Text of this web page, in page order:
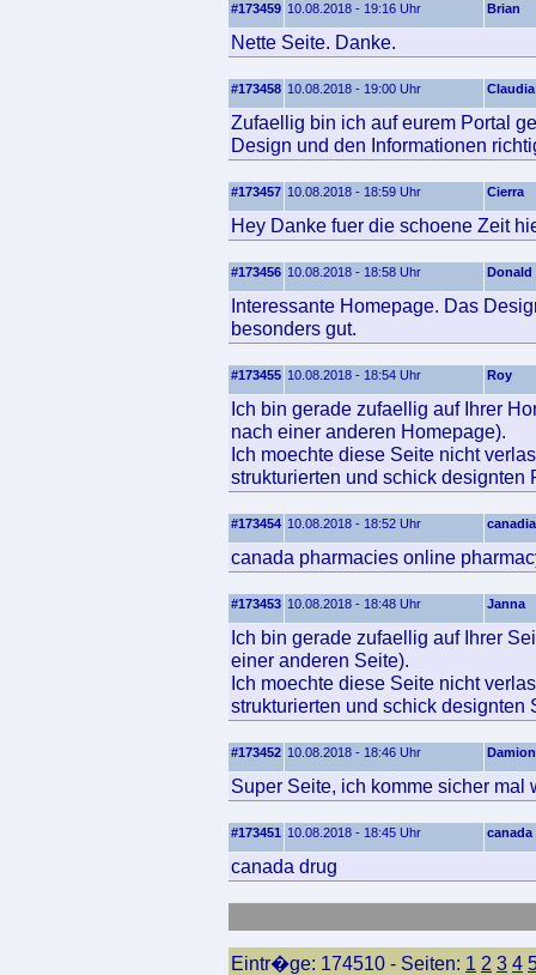
#173459 10.08.2018 - 19:16 Uhr Brian
Nette Seite. Danke.
#173458 10.08.2018 - 19:00 Uhr Claudia
Zufaellig bin ich auf eurem Portal
Design und den Informationen
#173457 10.08.2018 - 18:59 Uhr Cierra
Hey Danke fuer die schoene Zeit
#173456 10.08.2018 - 18:58 Uhr Donald
Interessante Homepage. Das
besonders gut.
#173455 10.08.2018 - 18:54 Uhr Roy
Ich bin gerade zufaellig auf Ihrer
nach einer anderen Homepage).
Ich moechte diese Seite nicht
strukturierten und schick designten
#173454 10.08.2018 - 18:52 Uhr
canada pharmacies online
#173453 10.08.2018 - 18:48 Uhr Janna
Ich bin gerade zufaellig auf Ihrer
einer anderen Seite).
Ich moechte diese Seite nicht
strukturierten und schick designten
#173452 10.08.2018 - 18:46 Uhr Damion
Super Seite, ich komme sicher mal
#173451 10.08.2018 - 18:45 Uhr
canada drug
Eintr�ge: 174510 - Seiten: 1 2 3 4